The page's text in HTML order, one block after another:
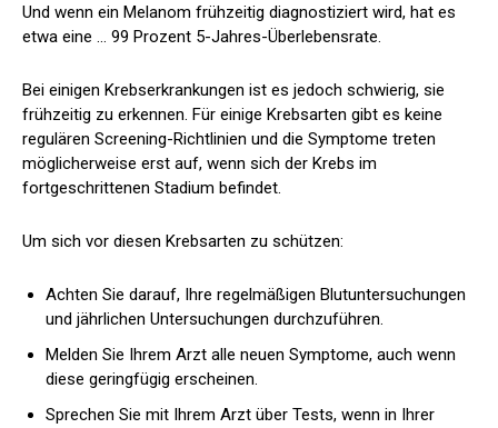
Und wenn ein Melanom frühzeitig diagnostiziert wird, hat es
etwa eine … 99 Prozent 5-Jahres-Überlebensrate.
Bei einigen Krebserkrankungen ist es jedoch schwierig, sie
frühzeitig zu erkennen. Für einige Krebsarten gibt es keine
regulären Screening-Richtlinien und die Symptome treten
möglicherweise erst auf, wenn sich der Krebs im
fortgeschrittenen Stadium befindet.
Um sich vor diesen Krebsarten zu schützen:
Achten Sie darauf, Ihre regelmäßigen Blutuntersuchungen
und jährlichen Untersuchungen durchzuführen.
Melden Sie Ihrem Arzt alle neuen Symptome, auch wenn
diese geringfügig erscheinen.
Sprechen Sie mit Ihrem Arzt über Tests, wenn in Ihrer